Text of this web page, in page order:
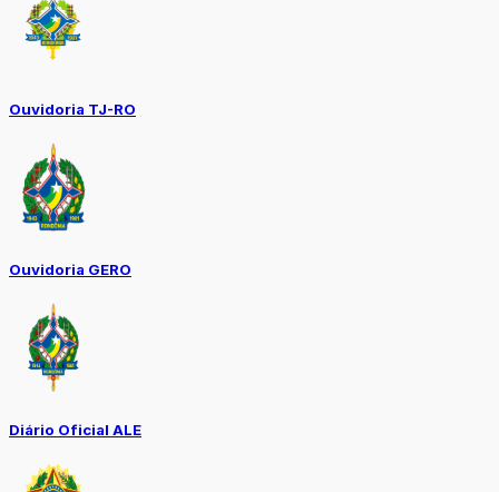
Ouvidoria TJ-RO
Ouvidoria GERO
Diário Oficial ALE